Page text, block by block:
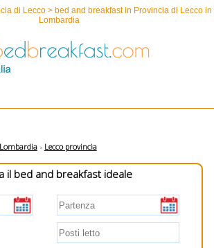
di Lecco > bed and breakfast in Provincia di Lecco in
Lombardia
Lombardia Lecco provincia
il bed and breakfast ideale